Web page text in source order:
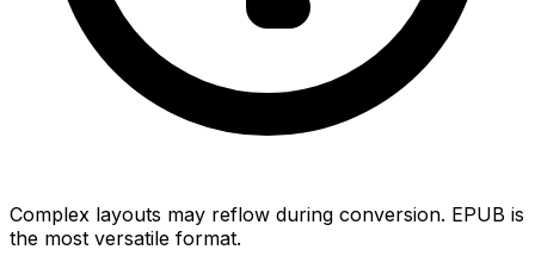
Complex layouts may reflow during conversion. EPUB is
the most versatile format.